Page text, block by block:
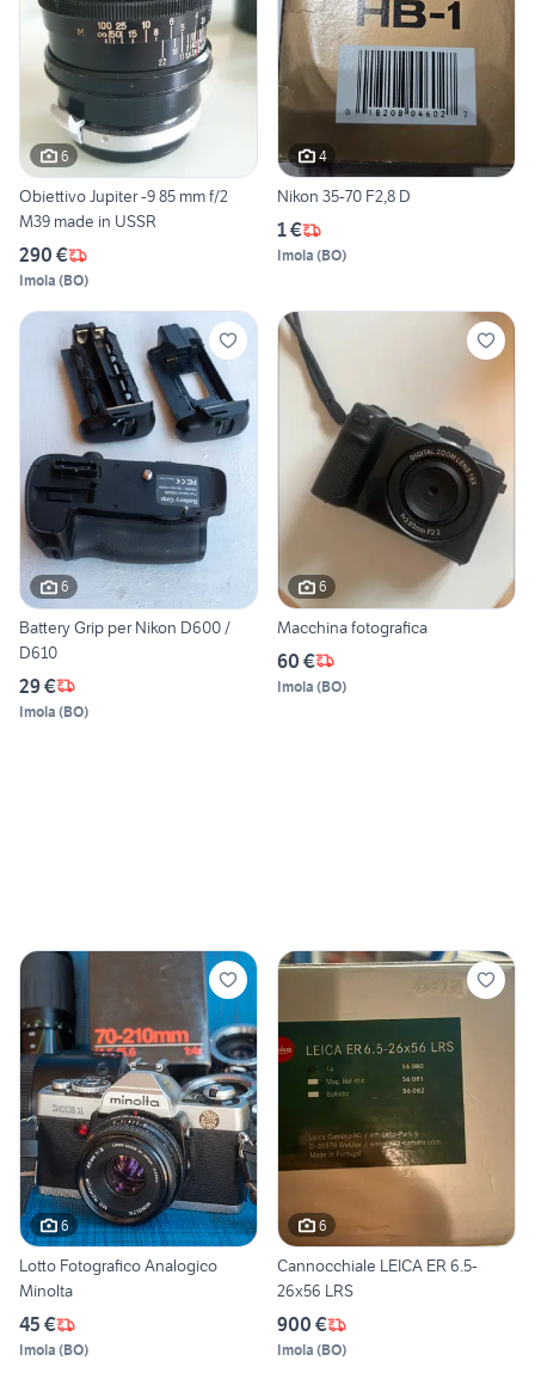
6
Obiettivo Jupiter -9 85 mm f/2
M39 made in USSR
290 €
Imola (BO)
4
Nikon 35-70 F2,8 D
1 €
Imola (BO)
6
Battery Grip per Nikon D600 /
D610
29 €
Imola (BO)
6
Macchina fotografica
60 €
Imola (BO)
6
Lotto Fotografico Analogico
Minolta
45 €
Imola (BO)
6
Cannocchiale LEICA ER 6.5-
26x56 LRS
900 €
Imola (BO)